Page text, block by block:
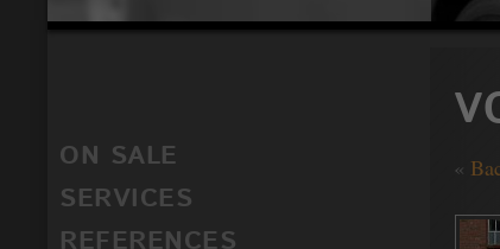
ON SALE
SERVICES
«